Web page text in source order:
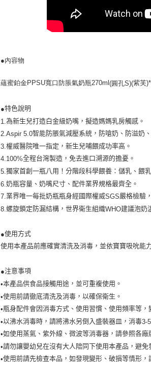
●內容物
蘊蜜鉑金PPSU寬口防脹氣奶瓶270ml(圓孔S)(紫芙
●特色說明
1.為新生兒打造白金級奶嘴，擬造媽媽乳房觸感。
2.Aspir 5.0智能防脹氣減壓系統，防嗆奶、防溢奶
3.權威醫院唯一指定，新生兒哺餵成功率高。
4.100%全程台灣製造，免去進口溯源的擔憂。
5.獨家首創一瓶八用！分階段科學餵養：儲乳、餵
6.奶瓶容量、奶嘴尺寸、配件業界規格最齊全。
7.業界唯一每批奶瓶瓶身經國際權威SGS嚴格檢驗
8. 螺旋鎖定防漏結構，世界衛生組織WHO建議泡奶
●使用方式
使用本產品前應確實清洗及消毒，並依寶寶吸吮能
●注意事項
•本產品供食品接觸用途，並可重複使用。
•使用前請徹底清洗及消毒，以確保衛生。
•瓶身配件會因消毒方式、使用習慣、使用頻率等，
•以沸水消毒時，請將沸水另倒入盛裝器皿，消毒3-5
•如使用蒸氣、紫外線、微波等消毒器，請參照各廠
•請勿讓嬰幼兒在沒有大人陪同下使用本產品，避免
•使用前請先檢查本品，如發現變形、破損等情形，